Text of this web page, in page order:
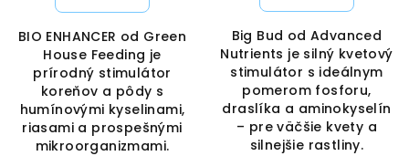
BIO ENHANCER od Green
House Feeding je
prírodný stimulátor
koreňov a pôdy s
humínovými kyselinami,
riasami a prospešnými
mikroorganizmami.
Big Bud od Advanced
Nutrients je silný kvetový
stimulátor s ideálnym
pomerom fosforu,
draslíka a aminokyselín
– pre väčšie kvety a
silnejšie rastliny.